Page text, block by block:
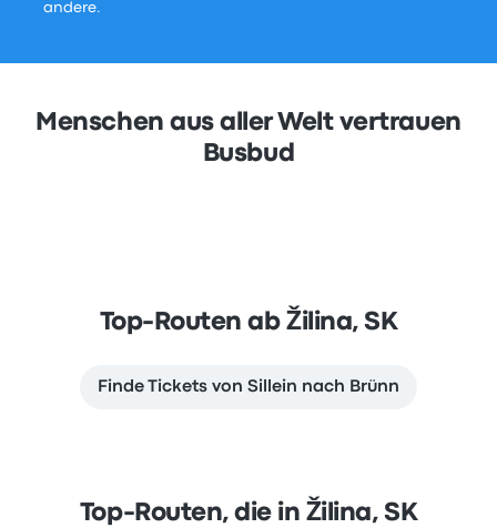
andere.
Menschen aus aller Welt vertrauen
Busbud
Top-Routen ab Žilina, SK
Finde Tickets von Sillein nach Brünn
Top-Routen, die in Žilina, SK